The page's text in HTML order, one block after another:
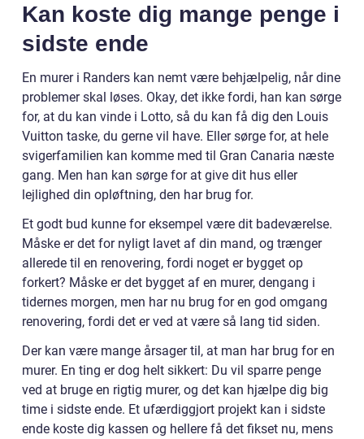
Kan koste dig mange penge i
sidste ende
En murer i Randers kan nemt være behjælpelig, når dine
problemer skal løses. Okay, det ikke fordi, han kan sørge
for, at du kan vinde i Lotto, så du kan få dig den Louis
Vuitton taske, du gerne vil have. Eller sørge for, at hele
svigerfamilien kan komme med til Gran Canaria næste
gang. Men han kan sørge for at give dit hus eller
lejlighed din opløftning, den har brug for.
Et godt bud kunne for eksempel være dit badeværelse.
Måske er det for nyligt lavet af din mand, og trænger
allerede til en renovering, fordi noget er bygget op
forkert? Måske er det bygget af en murer, dengang i
tidernes morgen, men har nu brug for en god omgang
renovering, fordi det er ved at være så lang tid siden.
Der kan være mange årsager til, at man har brug for en
murer. En ting er dog helt sikkert: Du vil sparre penge
ved at bruge en rigtig murer, og det kan hjælpe dig big
time i sidste ende. Et ufærdiggjort projekt kan i sidste
ende koste dig kassen og hellere få det fikset nu, mens